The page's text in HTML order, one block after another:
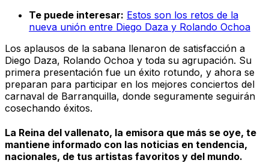
Te puede interesar: Estos son los retos de la
nueva unión entre Diego Daza y Rolando Ochoa
Los aplausos de la sabana llenaron de satisfacción a
Diego Daza, Rolando Ochoa y toda su agrupación. Su
primera presentación fue un éxito rotundo, y ahora se
preparan para participar en los mejores conciertos del
carnaval de Barranquilla, donde seguramente seguirán
cosechando éxitos.
La Reina del vallenato, la emisora que más se oye, te
mantiene informado con las noticias en tendencia,
nacionales, de tus artistas favoritos y del mundo.